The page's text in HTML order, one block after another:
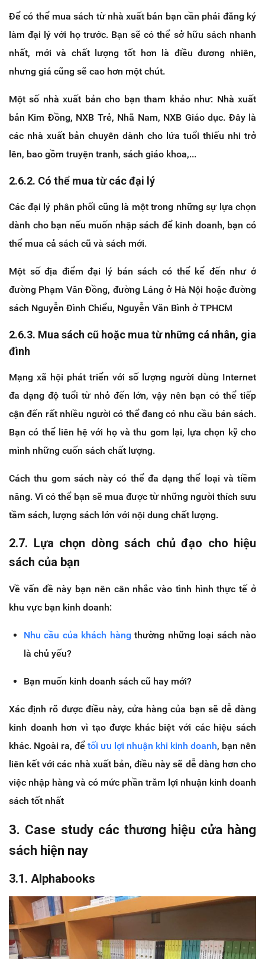
Để có thể mua sách từ nhà xuất bản bạn cần phải đăng ký
làm đại lý với họ trước. Bạn sẽ có thể sở hữu sách nhanh
nhất, mới và chất lượng tốt hơn là điều đương nhiên,
nhưng giá cũng sẽ cao hơn một chút.
Một số nhà xuất bản cho bạn tham khảo như: Nhà xuất
bản Kim Đồng, NXB Trẻ, Nhã Nam, NXB Giáo dục. Đây là
các nhà xuất bản chuyên dành cho lứa tuổi thiếu nhi trở
lên, bao gồm truyện tranh, sách giáo khoa,...
2.6.2. Có thể mua từ các đại lý
Các đại lý phân phối cũng là một trong những sự lựa chọn
dành cho bạn nếu muốn nhập sách để kinh doanh, bạn có
thể mua cả sách cũ và sách mới.
Một số địa điểm đại lý bán sách có thể kể đến như ở
đường Phạm Văn Đồng, đường Láng ở Hà Nội hoặc đường
sách Nguyễn Đình Chiểu, Nguyễn Văn Bình ở TPHCM
2.6.3. Mua sách cũ hoặc mua từ những cá nhân, gia
đình
Mạng xã hội phát triển với số lượng người dùng Internet
đa dạng độ tuổi từ nhỏ đến lớn, vậy nên bạn có thể tiếp
cận đến rất nhiều người có thể đang có nhu cầu bán sách.
Bạn có thể liên hệ với họ và thu gom lại, lựa chọn kỹ cho
mình những cuốn sách chất lượng.
Cách thu gom sách này có thể đa dạng thể loại và tiềm
năng. Vì có thể bạn sẽ mua được từ những người thích sưu
tầm sách, lượng sách lớn với nội dung chất lượng.
2.7. Lựa chọn dòng sách chủ đạo cho hiệu
sách của bạn
Về vấn đề này bạn nên cân nhắc vào tình hình thực tế ở
khu vực bạn kinh doanh:
Nhu cầu của khách hàng thường những loại sách nào
là chủ yếu?
Bạn muốn kinh doanh sách cũ hay mới?
Xác định rõ được điều này, cửa hàng của bạn sẽ dễ dàng
kinh doanh hơn vì tạo được khác biệt với các hiệu sách
khác. Ngoài ra, để tối ưu lợi nhuận khi kinh doanh, bạn nên
liên kết với các nhà xuất bản, điều này sẽ dễ dàng hơn cho
việc nhập hàng và có mức phần trăm lợi nhuận kinh doanh
sách tốt nhất
3. Case study các thương hiệu cửa hàng
sách hiện nay
3.1. Alphabooks